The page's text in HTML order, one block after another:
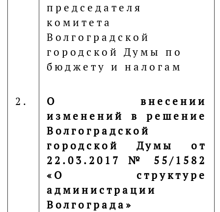
председателя
комитета
Волгоградской
городской Думы по
бюджету и налогам
2.
О внесении
изменений в решение
Волгоградской
городской Думы от
22.03.2017 № 55/1582
«О структуре
администрации
Волгограда»